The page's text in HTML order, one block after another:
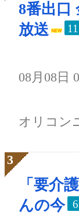
8番出口
放送
08月08日
オリコン
「要介
んの今